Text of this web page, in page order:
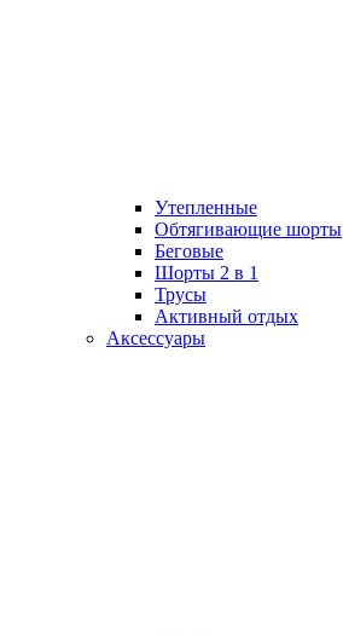
Утепленные
Обтягивающие шорты
Беговые
Шорты 2 в 1
Трусы
Активный отдых
Аксессуары